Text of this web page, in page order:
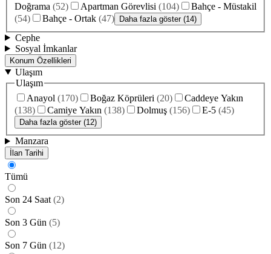
Doğrama (52) Apartman Görevlisi (104)
Bahçe - Müstakil
(54) Bahçe - Ortak (47) Daha fazla göster (14)
Cephe
Sosyal İmkanlar
Konum Özellikleri
Ulaşım
Ulaşım
Anayol (170) Boğaz Köprüleri (20)
Caddeye Yakın
(138) Camiye Yakın (138) Dolmuş (156) E-5 (45)
Daha fazla göster (12)
Manzara
İlan Tarihi
Tümü
Son 24 Saat (2)
Son 3 Gün (5)
Son 7 Gün (12)